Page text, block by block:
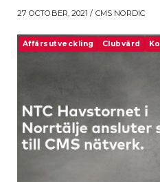
27 OCTOBER, 2021 / CMS NORDIC
Affärsutveckling Clubvärd